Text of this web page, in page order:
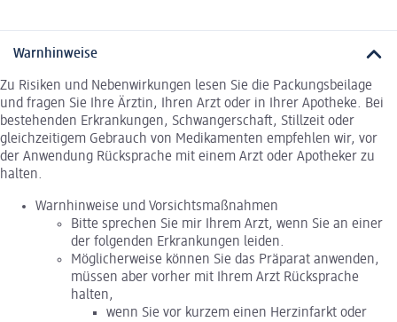
Warnhinweise
Zu Risiken und Nebenwirkungen lesen Sie die Packungsbeilage
und fragen Sie Ihre Ärztin, Ihren Arzt oder in Ihrer Apotheke. Bei
bestehenden Erkrankungen, Schwangerschaft, Stillzeit oder
gleichzeitigem Gebrauch von Medikamenten empfehlen wir, vor
der Anwendung Rücksprache mit einem Arzt oder Apotheker zu
halten.
Warnhinweise und Vorsichtsmaßnahmen
Bitte sprechen Sie mir Ihrem Arzt, wenn Sie an einer
der folgenden Erkrankungen leiden.
Möglicherweise können Sie das Präparat anwenden,
müssen aber vorher mit Ihrem Arzt Rücksprache
halten,
wenn Sie vor kurzem einen Herzinfarkt oder